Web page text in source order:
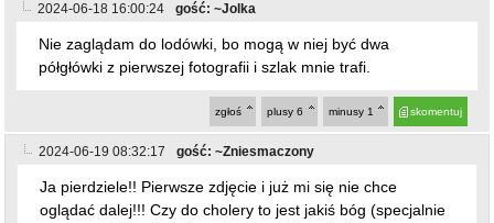
2024-06-18 16:00:24 gość: ~Jolka
Nie zaglądam do lodówki, bo mogą w niej być dwa
półgłówki z pierwszej fotografii i szlak mnie trafi.
skomentuj
minusy 1
plusy 6
zgłoś
2024-06-19 08:32:17 gość: ~Zniesmaczony
Ja pierdziele!! Pierwsze zdjęcie i już mi się nie chce
oglądać dalej!!! Czy do cholery to jest jakiś bóg (specjalnie